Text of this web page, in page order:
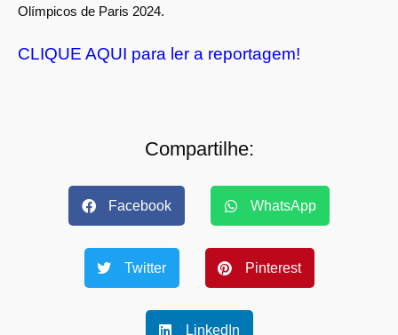
Olímpicos de Paris 2024.
CLIQUE AQUI para ler a reportagem!
Compartilhe:
Facebook WhatsApp
Twitter Pinterest
LinkedIn